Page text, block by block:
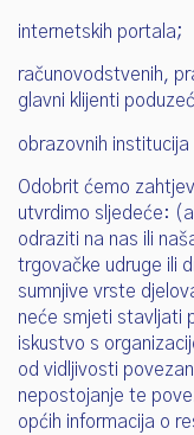
internetskih portala;
računovodstvenih,
glavni klijenti
obrazovnih
Odobrit ćemo
utvrdimo sljedeće:
odraziti na nas ili
trgovačke udruge ili
sumnjive vrste
neće smjeti stavljati
iskustvo s
od vidljivosti
nepostojanje te
općih informacija o